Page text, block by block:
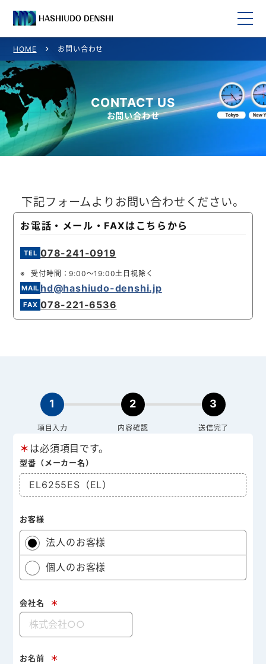
取り扱い商品
取り扱いメーカー一覧
お問い合わせ
HOME お問い合わせ
CONTACT US
お問い合わせ
下記フォームよりお問い合わせください。
お電話・メール・FAXはこちらから
078-241-0919
受付時間：9:00～19:00土日祝除く
hd@hashiudo-denshi.jp
078-221-6536
1
項目入力
2
内容確認
3
送信完了
＊ は必須項目です。
型番（メーカー名）
EL6255ES（EL）
お客様
法人のお客様
個人のお客様
会社名 ＊
お名前 ＊